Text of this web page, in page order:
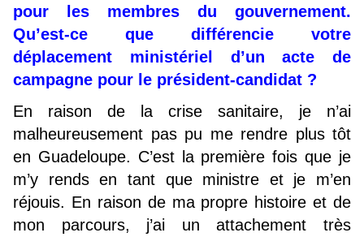
pour les membres du gouvernement.
Qu’est-ce que différencie votre
déplacement ministériel d’un acte de
campagne pour le président-candidat ?
En raison de la crise sanitaire, je n’ai
malheureusement pas pu me rendre plus tôt
en Guadeloupe. C’est la première fois que je
m’y rends en tant que ministre et je m’en
réjouis. En raison de ma propre histoire et de
mon parcours, j’ai un attachement très